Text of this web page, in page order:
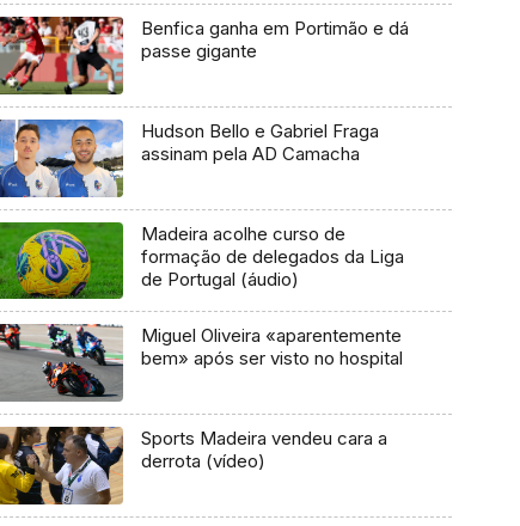
Benfica ganha em Portimão e dá
passe gigante
Hudson Bello e Gabriel Fraga
assinam pela AD Camacha
Madeira acolhe curso de
formação de delegados da Liga
de Portugal (áudio)
Miguel Oliveira «aparentemente
bem» após ser visto no hospital
Sports Madeira vendeu cara a
derrota (vídeo)